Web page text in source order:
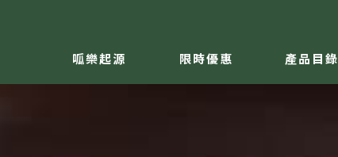
呱樂起源
限時優惠
產品目錄